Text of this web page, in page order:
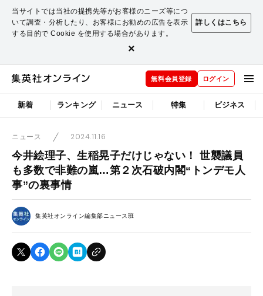
当サイトでは当社の提携先等がお客様のニーズ等につ
いて調査・分析したり、お客様にお勧めの広告を表示
する目的で Cookie を使用する場合があります。
詳しくはこちら
×
無料会員登録 ログイン
新着 ランキング ニュース 特集 ビジネス
ニュース 2024.11.16
今井絵理子、生稲晃子だけじゃない！ 世襲議員
も多数で非難の嵐…第２次石破内閣“トンデモ人
事”の裏事情
集英社オンライン編集部ニュース班